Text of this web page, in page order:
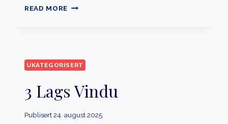
READ MORE DØR
UKATEGORISERT
3 Lags Vindu
Publisert24. august 2025